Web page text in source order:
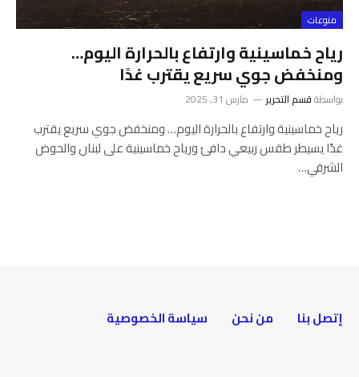
منوعات
رياح خماسينية وارتفاع بالحرارة اليوم…
ومنخفض جوي سريع يقترب غدًا
بواسطةقسم التحرير مارس 31, 2025
رياح خماسينية وارتفاع بالحرارة اليوم… ومنخفض جوي سريع يقترب
غدًا يسيطر طقس ربيعي دافئ ورياح خماسينية على لبنان والحوض
الشرقي…
إتصل بنا من نحن سياسة الخصوصية